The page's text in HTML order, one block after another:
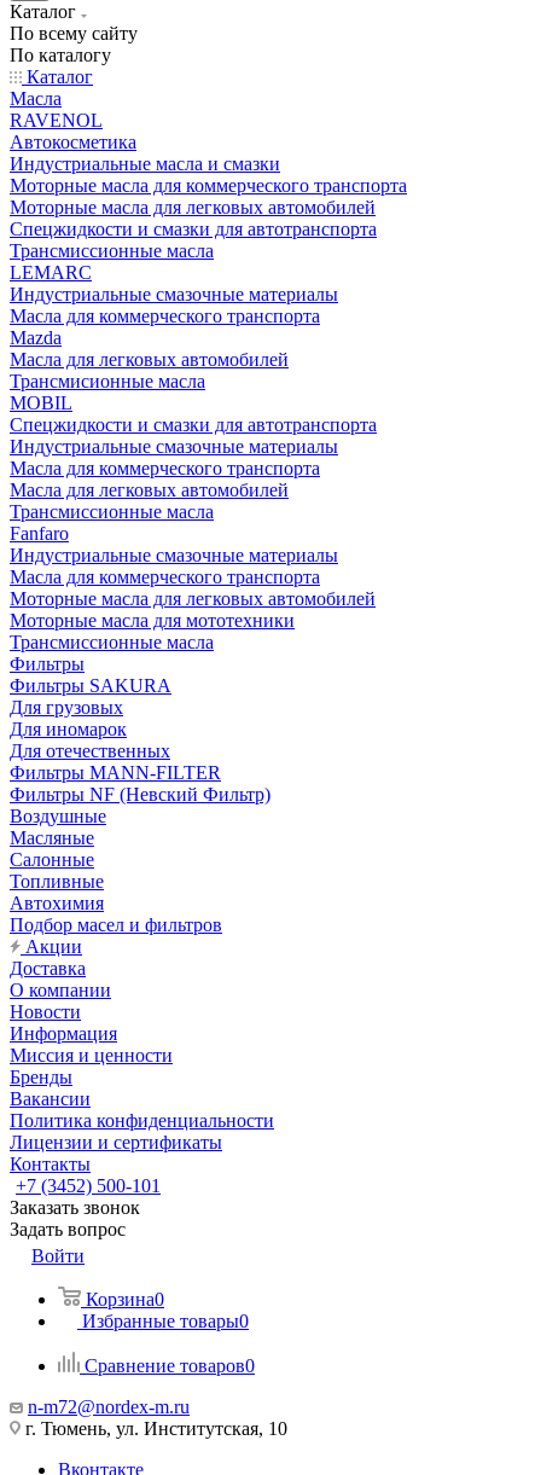
Каталог
По всему сайту
По каталогу
Каталог
Масла
RAVENOL
Автокосметика
Индустриальные масла и смазки
Моторные масла для коммерческого транспорта
Моторные масла для легковых автомобилей
Спецжидкости и смазки для автотранспорта
Трансмиссионные масла
LEMARC
Индустриальные смазочные материалы
Масла для коммерческого транспорта
Mazda
Масла для легковых автомобилей
Трансмисионные масла
MOBIL
Cпецжидкости и смазки для автотранспорта
Индустриальные смазочные материалы
Масла для коммерческого транспорта
Масла для легковых автомобилей
Трансмиссионные масла
Fanfaro
Индустриальные смазочные материалы
Масла для коммерческого транспорта
Моторные масла для легковых автомобилей
Моторные масла для мототехники
Трансмиссионные масла
Фильтры
Фильтры SAKURA
Для грузовых
Для иномарок
Для отечественных
Фильтры MANN-FILTER
Фильтры NF (Невский Фильтр)
Воздушные
Масляные
Салонные
Топливные
Автохимия
Подбор масел и фильтров
Акции
Доставка
О компании
Новости
Информация
Миссия и ценности
Бренды
Вакансии
Политика конфиденциальности
Лицензии и сертификаты
Контакты
+7 (3452) 500-101
Заказать звонок
Задать вопрос
Войти
Корзина0
Избранные товары0
Сравнение товаров0
n-m72@nordex-m.ru
г. Тюмень, ул. Институтская, 10
Вконтакте